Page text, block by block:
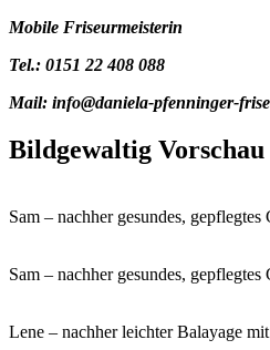
Mobile Friseurmeisterin
Tel.: 0151 22 408 088
Mail: info@daniela-pfenninger-
Bildgewaltig Vorschau
Sam – nachher gesundes,
Sam – nachher gesundes,
Lene – nachher leichter Balayage